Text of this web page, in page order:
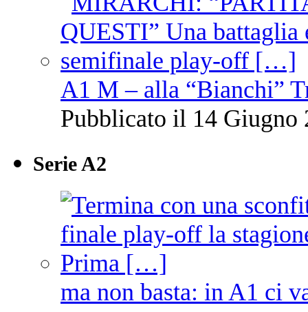
A1 M – alla “Bianchi”
Pubblicato il 14 Giugno
Serie A2
ma non basta: in A1 ci